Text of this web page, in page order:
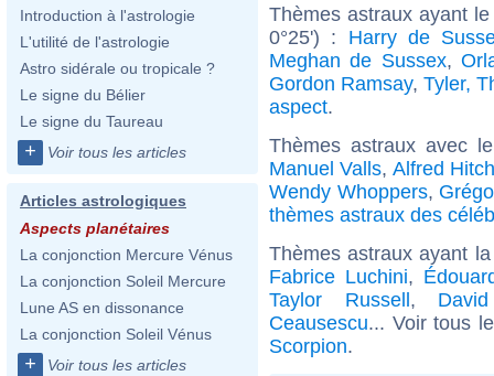
Introduction à l'astrologie
L'utilité de l'astrologie
Astro sidérale ou tropicale ?
Le signe du Bélier
Le signe du Taureau
+ Voir tous les articles
Articles astrologiques
Aspects planétaires
La conjonction Mercure Vénus
La conjonction Soleil Mercure
Lune AS en dissonance
La conjonction Soleil Vénus
+ Voir tous les articles
Thèmes astraux ayant
0°25') : Harry de
Meghan de Sussex,
Gordon Ramsay, Tyler,
aspect.
Thèmes astraux avec
Manuel Valls, Alfred
Wendy Whoppers,
thèmes astraux des
Thèmes astraux ayant
Fabrice Luchini,
Taylor Russell,
Ceausescu... Voir tous
Scorpion.